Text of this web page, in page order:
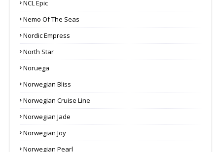
NCL Epic
Nemo Of The Seas
Nordic Empress
North Star
Noruega
Norwegian Bliss
Norwegian Cruise Line
Norwegian Jade
Norwegian Joy
Norwegian Pearl